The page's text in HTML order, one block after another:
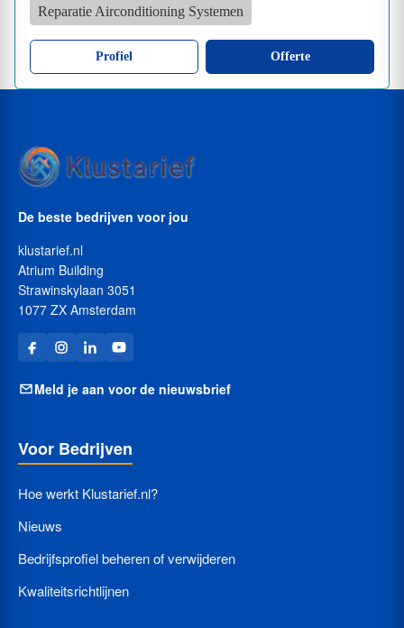
Reparatie Airconditioning Systemen
Profiel Offerte
De beste bedrijven voor jou
klustarief.nl
Atrium Building
Strawinskylaan 3051
1077 ZX Amsterdam
Meld je aan voor de nieuwsbrief
Voor Bedrijven
Hoe werkt Klustarief.nl?
Nieuws
Bedrijfsprofiel beheren of verwijderen
Kwaliteitsrichtlijnen